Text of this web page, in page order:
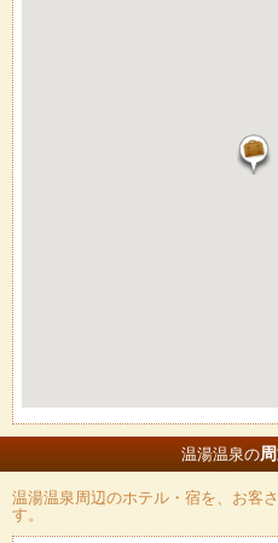
温湯温泉の
温湯温泉周辺のホテル・宿を、お客
す。